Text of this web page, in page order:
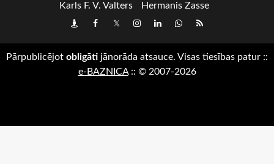
Karls F. V. Valters
Hermanis Zasse
DraugiemFacebook
TwitterInstagram
LinkedInwhatsapp
RSS
Pārpublicējot obligāti jānorāda atsauce. Visas tiesības patur ::
e-BAZNICA:: © 2007-2026